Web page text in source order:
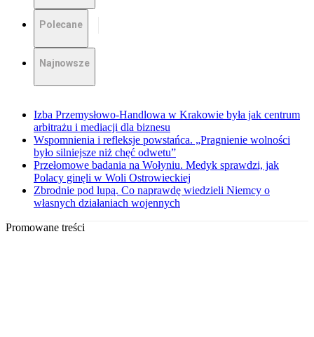
Polecane
Najnowsze
Izba Przemysłowo-Handlowa w Krakowie była jak centrum
arbitrażu i mediacji dla biznesu
Wspomnienia i refleksje powstańca. „Pragnienie wolności
było silniejsze niż chęć odwetu”
Przełomowe badania na Wołyniu. Medyk sprawdzi, jak
Polacy ginęli w Woli Ostrowieckiej
Zbrodnie pod lupą. Co naprawdę wiedzieli Niemcy o
własnych działaniach wojennych
Promowane treści